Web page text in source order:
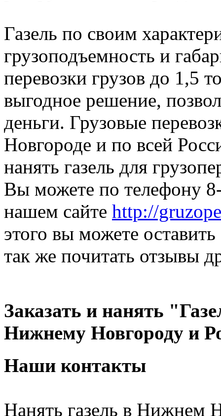
Газель по своим
грузоподъемность и
перевозки грузов до 1,5
выгодное решение,
деньги. Грузовые
Новгороде и по всей
нанять газель для
Вы можете по телефону
нашем сайте http://
этого вы можете
так же почитать отзывы
Заказать и нанять
Нижнему Новгороду и
Наши контакты
Нанять газель в Нижнем